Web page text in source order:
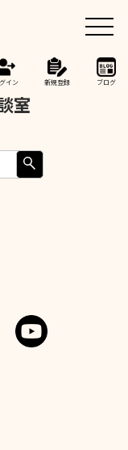
イン 新規登録 ブログ
室